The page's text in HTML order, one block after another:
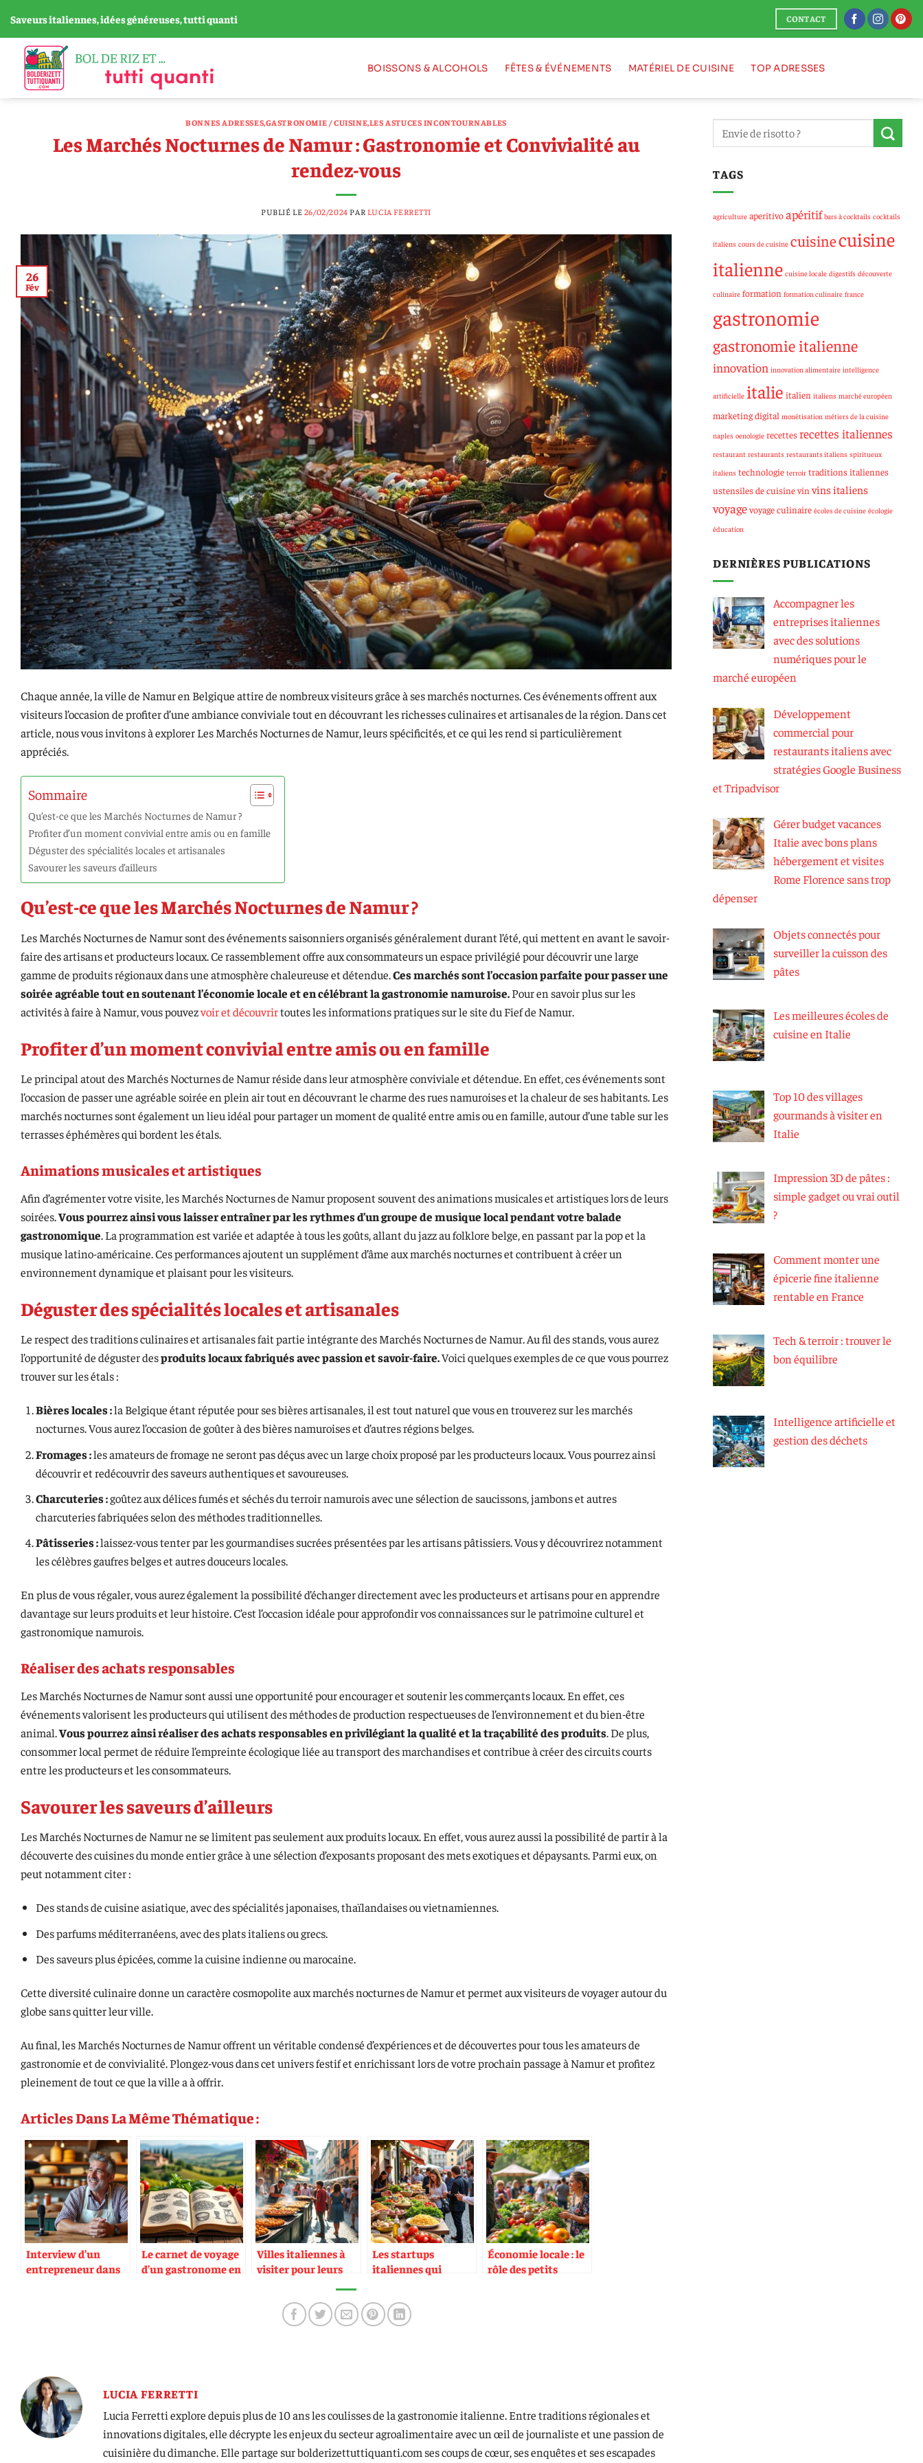
au
contenu
Saveurs italiennes, idées généreuses, tutti quanti CONTACT
BOISSONS & ALCOHOLS FÊTES & ÉVÉNEMENTS MATÉRIEL DE CUISINE TOP ADRESSES
BONNES ADRESSES,GASTRONOMIE / CUISINE,LES ASTUCES INCONTOURNABLES
Les Marchés Nocturnes de Namur : Gastronomie et Convivialité au
rendez-vous
PUBLIÉ LE 26/02/2024 PAR LUCIA FERRETTI
26
Fév
Chaque année, la ville de Namur en Belgique attire de nombreux visiteurs grâce à ses marchés nocturnes. Ces événements offrent aux
visiteurs l’occasion de profiter d’une ambiance conviviale tout en découvrant les richesses culinaires et artisanales de la région. Dans cet
article, nous vous invitons à explorer Les Marchés Nocturnes de Namur, leurs spécificités, et ce qui les rend si particulièrement
appréciés.
Sommaire
Qu’est-ce que les Marchés Nocturnes de Namur ?
Profiter d’un moment convivial entre amis ou en famille
Déguster des spécialités locales et artisanales
Savourer les saveurs d’ailleurs
Qu’est-ce que les Marchés Nocturnes de Namur ?
Les Marchés Nocturnes de Namur sont des événements saisonniers organisés généralement durant l’été, qui mettent en avant le savoir-
faire des artisans et producteurs locaux. Ce rassemblement offre aux consommateurs un espace privilégié pour découvrir une large
gamme de produits régionaux dans une atmosphère chaleureuse et détendue.Ces marchés sont l’occasion parfaite pour passer une
soirée agréable tout en soutenant l’économie locale et en célébrant la gastronomie namuroise.Pour en savoir plus sur les
activités à faire à Namur, vous pouvezvoir et découvrirtoutes les informations pratiques sur le site du Fief de Namur.
Profiter d’un moment convivial entre amis ou en famille
Le principal atout des Marchés Nocturnes de Namur réside dans leur atmosphère conviviale et détendue. En effet, ces événements sont
l’occasion de passer une agréable soirée en plein air tout en découvrant le charme des rues namuroises et la chaleur de ses habitants. Les
marchés nocturnes sont également un lieu idéal pour partager un moment de qualité entre amis ou en famille, autour d’une table sur les
terrasses éphémères qui bordent les étals.
Animations musicales et artistiques
Afin d’agrémenter votre visite, les Marchés Nocturnes de Namur proposent souvent des animations musicales et artistiques lors de leurs
soirées.Vous pourrez ainsi vous laisser entraîner par les rythmes d’un groupe de musique local pendant votre balade
gastronomique. La programmation est variée et adaptée à tous les goûts, allant du jazz au folklore belge, en passant par la pop et la
musique latino-américaine. Ces performances ajoutent un supplément d’âme aux marchés nocturnes et contribuent à créer un
environnement dynamique et plaisant pour les visiteurs.
Déguster des spécialités locales et artisanales
Le respect des traditions culinaires et artisanales fait partie intégrante des Marchés Nocturnes de Namur. Au fil des stands, vous aurez
l’opportunité de déguster desproduits locaux fabriqués avec passion et savoir-faire.Voici quelques exemples de ce que vous pourrez
trouver sur les étals :
Bières locales :la Belgique étant réputée pour ses bières artisanales, il est tout naturel que vous en trouverez sur les marchés
nocturnes. Vous aurez l’occasion de goûter à des bières namuroises et d’autres régions belges.
Fromages :les amateurs de fromage ne seront pas déçus avec un large choix proposé par les producteurs locaux. Vous pourrez ainsi
découvrir et redécouvrir des saveurs authentiques et savoureuses.
Charcuteries :goûtez aux délices fumés et séchés du terroir namurois avec une sélection de saucissons, jambons et autres
charcuteries fabriquées selon des méthodes traditionnelles.
Pâtisseries :laissez-vous tenter par les gourmandises sucrées présentées par les artisans pâtissiers. Vous y découvrirez notamment
les célèbres gaufres belges et autres douceurs locales.
En plus de vous régaler, vous aurez également la possibilité d’échanger directement avec les producteurs et artisans pour en apprendre
davantage sur leurs produits et leur histoire. C’est l’occasion idéale pour approfondir vos connaissances sur le patrimoine culturel et
gastronomique namurois.
Réaliser des achats responsables
Les Marchés Nocturnes de Namur sont aussi une opportunité pour encourager et soutenir les commerçants locaux. En effet, ces
événements valorisent les producteurs qui utilisent des méthodes de production respectueuses de l’environnement et du bien-être
animal.Vous pourrez ainsi réaliser des achats responsables en privilégiant la qualité et la traçabilité des produits. De plus,
consommer local permet de réduire l’empreinte écologique liée au transport des marchandises et contribue à créer des circuits courts
entre les producteurs et les consommateurs.
Savourer les saveurs d’ailleurs
Les Marchés Nocturnes de Namur ne se limitent pas seulement aux produits locaux. En effet, vous aurez aussi la possibilité de partir à la
découverte des cuisines du monde entier grâce à une sélection d’exposants proposant des mets exotiques et dépaysants. Parmi eux, on
peut notamment citer :
Des stands de cuisine asiatique, avec des spécialités japonaises, thaïlandaises ou vietnamiennes.
Des parfums méditerranéens, avec des plats italiens ou grecs.
Des saveurs plus épicées, comme la cuisine indienne ou marocaine.
Cette diversité culinaire donne un caractère cosmopolite aux marchés nocturnes de Namur et permet aux visiteurs de voyager autour du
globe sans quitter leur ville.
Au final, les Marchés Nocturnes de Namur offrent un véritable condensé d’expériences et de découvertes pour tous les amateurs de
gastronomie et de convivialité. Plongez-vous dans cet univers festif et enrichissant lors de votre prochain passage à Namur et profitez
pleinement de tout ce que la ville a à offrir.
Articles Dans La Même Thématique :
Interview d’un
entrepreneur dans
Le carnet de voyage
d’un gastronome en
Villes italiennes à
visiter pour leurs
Les startups
italiennes qui
modèles culinaires
Économie locale : le
rôle des petits
LUCIA FERRETTI
Lucia Ferretti explore depuis plus de 10 ans les coulisses de la gastronomie italienne. Entre traditions régionales et
innovations digitales, elle décrypte les enjeux du secteur agroalimentaire avec un œil de journaliste et une passion de
cuisinière du dimanche. Elle partage sur bolderizettuttiquanti.com ses coups de cœur, ses enquêtes et ses escapades
TAGS
agriculture aperitivoapéritif bars à cocktails cocktails
italiens cours de cuisine cuisinecuisine
italienne cuisine locale digestifs découverte
culinaire formation formation culinaire france
gastronomie
gastronomie italienne
innovation innovation alimentaire intelligence
artificielle italie italien italiens marché européen
marketing digital monétisation métiers de la cuisine
naples oenologie recettesrecettes italiennes
restaurant restaurants restaurants italiens spiritueux
italiens technologie terroir traditions italiennes
ustensiles de cuisinevin vins italiens
voyagevoyage culinaire écoles de cuisine écologie
éducation
DERNIÈRES PUBLICATIONS
Accompagner les
entreprises italiennes
avec des solutions
numériques pour le
marché européen
Développement
commercial pour
restaurants italiens avec
stratégies Google Business
et Tripadvisor
Gérer budget vacances
Italie avec bons plans
hébergement et visites
Rome Florence sans trop
dépenser
Objets connectés pour
surveiller la cuisson des
pâtes
Les meilleures écoles de
cuisine en Italie
Top 10 des villages
gourmands à visiter en
Italie
Impression 3D de pâtes :
simple gadget ou vrai outil
?
Comment monter une
épicerie fine italienne
rentable en France
Tech & terroir : trouver le
bon équilibre
Intelligence artificielle et
gestion des déchets